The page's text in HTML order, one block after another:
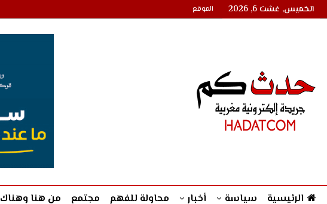
الخميس, غشت 6, 2026 الموقع
الرئيسية سياسة أخبار محاولة للفهم مجتمع من هنا وهناك